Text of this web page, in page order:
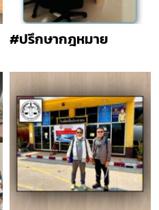
#ปรึกษากฎหมาย